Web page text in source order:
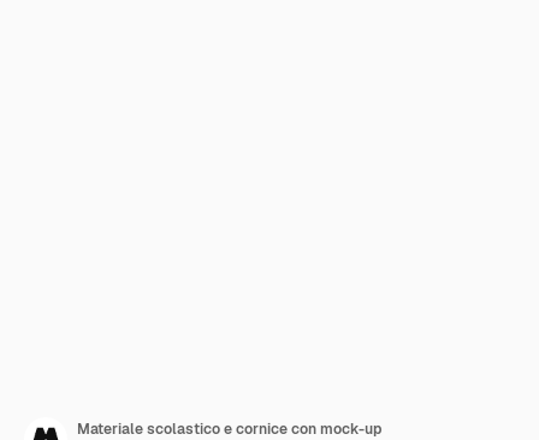
Materiale scolastico e cornice con mock-up